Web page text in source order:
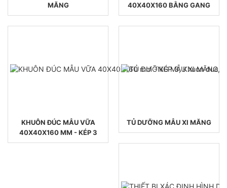
MĂNG
40X40X160 BẰNG GANG
KHUÔN ĐÚC MẪU VỮA
40X40X160 MM - KÉP 3
TỦ DƯỠNG MẪU XI MĂNG